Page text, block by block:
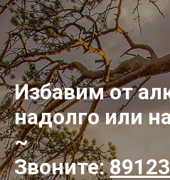
Избавим от
надолго или
~
Звоните: